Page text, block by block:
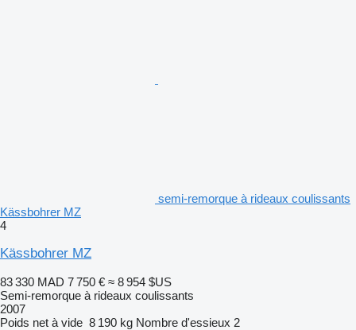
semi-remorque à rideaux coulissants
Kässbohrer MZ
4
Kässbohrer MZ
83 330 MAD 7 750 € ≈ 8 954 $US
Semi-remorque à rideaux coulissants
2007
Poids net à vide 8 190 kg Nombre d'essieux 2